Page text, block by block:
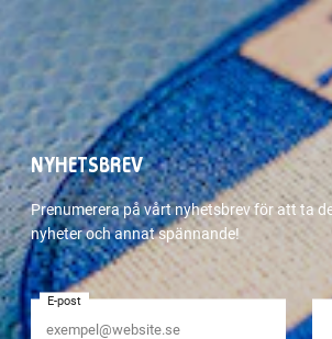
NYHETSBREV
Prenumerera på vårt nyhetsbrev för att ta
nyheter och annat spännande!
E-post